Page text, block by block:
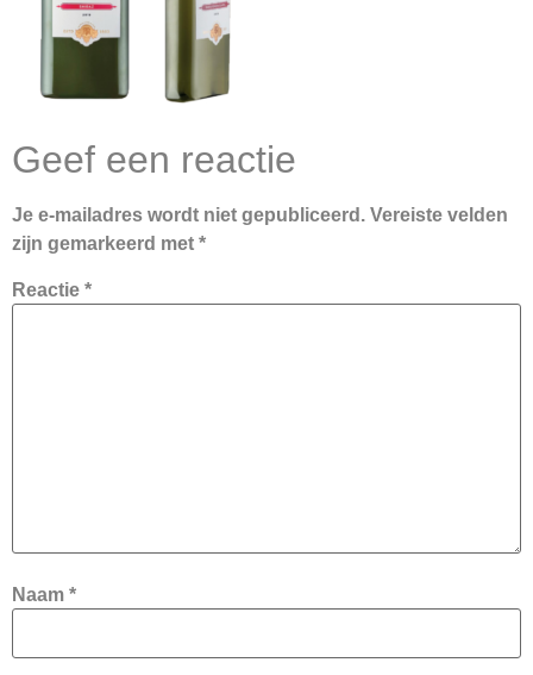
Geef een reactie
Je e-mailadres wordt niet gepubliceerd. Vereiste velden
zijn gemarkeerd met *
Reactie *
Naam *